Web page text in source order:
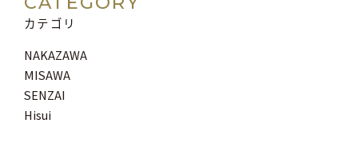
カテゴリ
NAKAZAWA
MISAWA
SENZAI
Hisui